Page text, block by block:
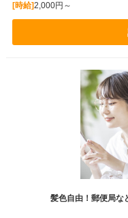
[時給]2,000円～
髪色自由！郵便局な